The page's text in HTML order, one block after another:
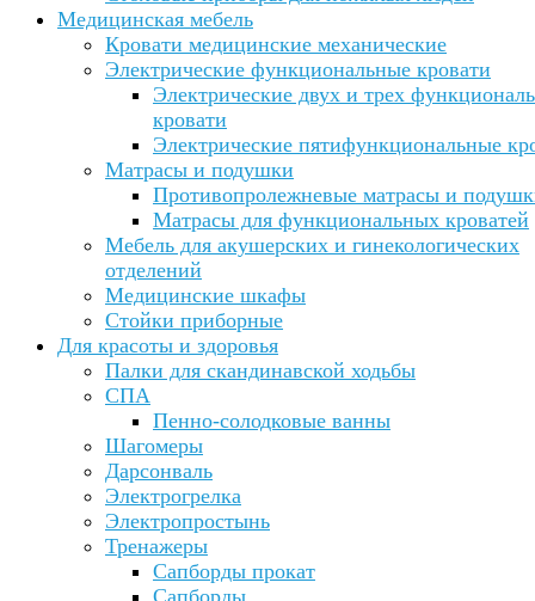
Медицинская мебель
Кровати медицинские механические
Электрические функциональные кровати
Электрические двух и трех
кровати
Электрические пятифункциональные
Матрасы и подушки
Противопролежневые матрасы и
Матрасы для функциональных кроватей
Мебель для акушерских и гинекологических
отделений
Медицинские шкафы
Стойки приборные
Для красоты и здоровья
Палки для скандинавской ходьбы
СПА
Пенно-солодковые ванны
Шагомеры
Дарсонваль
Электрогрелка
Электропростынь
Тренажеры
Сапборды прокат
Сапборды